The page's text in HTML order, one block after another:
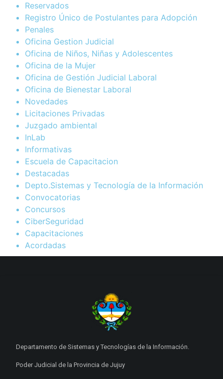
Reservados
Registro Único de Postulantes para Adopción
Penales
Oficina Gestion Judicial
Oficina de Niños, Niñas y Adolescentes
Oficina de la Mujer
Oficina de Gestión Judicial Laboral
Oficina de Bienestar Laboral
Novedades
Licitaciones Privadas
Juzgado ambiental
InLab
Informativas
Escuela de Capacitacion
Destacadas
Depto.Sistemas y Tecnología de la Información
Convocatorias
Concursos
CiberSeguridad
Capacitaciones
Acordadas
Departamento de Sistemas y Tecnologías de la Información.
Poder Judicial de la Provincia de Jujuy